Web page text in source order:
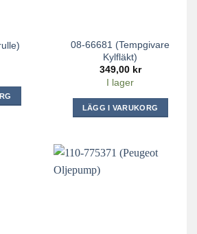
08-66681 (Tempgivare
Kylfläkt)
349,00 kr
I lager
LÄGG I VARUKORG